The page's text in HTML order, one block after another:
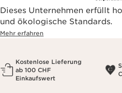
Dieses Unternehmen erfüllt
und ökologische Standards.
Mehr erfahren
Kostenlose Lieferung
ab 100 CHF
Einkaufswert